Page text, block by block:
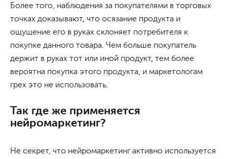
Более того, наблюдения за покупателями в торговых
точках доказывают, что осязание продукта и
ощущение его в руках склоняет потребителя к
покупке данного товара. Чем больше покупатель
держит в руках тот или иной продукт, тем более
вероятна покупка этого продукта, и маркетологам
грех это не использовать.
Так где же применяется
нейромаркетинг?
Не секрет, что нейромаркетинг активно используется